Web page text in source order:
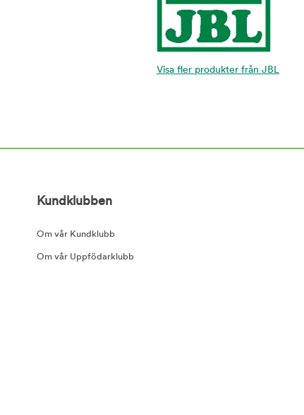
Visa fler produkter från JBL
Kundklubben
Om vår Kundklubb
Om vår Uppfödarklubb